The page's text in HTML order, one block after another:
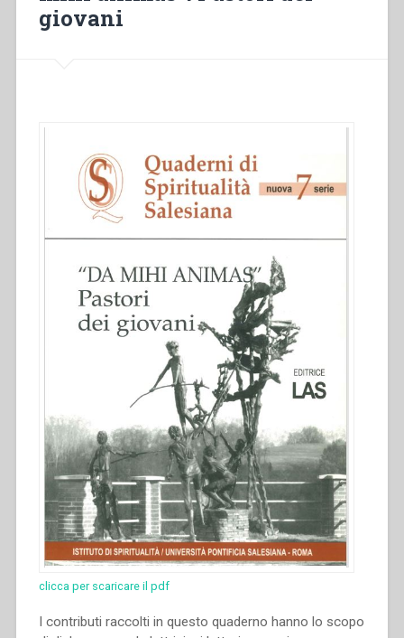
giovani
clicca per scaricare il pdf
I contributi raccolti in questo quaderno hanno lo scopo